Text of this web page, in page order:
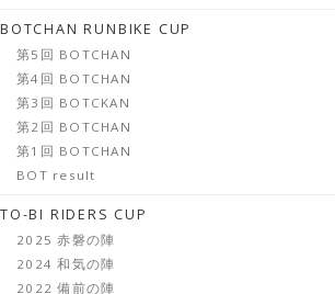
BOTCHAN RUNBIKE CUP
第5回 BOTCHAN
第4回 BOTCHAN
第3回 BOTCKAN
第2回 BOTCHAN
第1回 BOTCHAN
BOT result
TO-BI RIDERS CUP
2025 赤磐の陣
2024 和気の陣
2022 備前の陣